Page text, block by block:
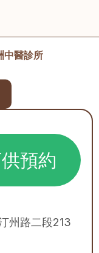
中醫診所
預約
州路二段213